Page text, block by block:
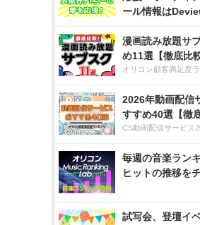
ール情報は
漫画読み放題サ
め11選【徹底比較
オリコン顧客満足度
2026年動画配信
すすめ40選【徹
CS動画配信サービス
毎週の音楽ラン
ヒットの推移を
試写会、登壇イ